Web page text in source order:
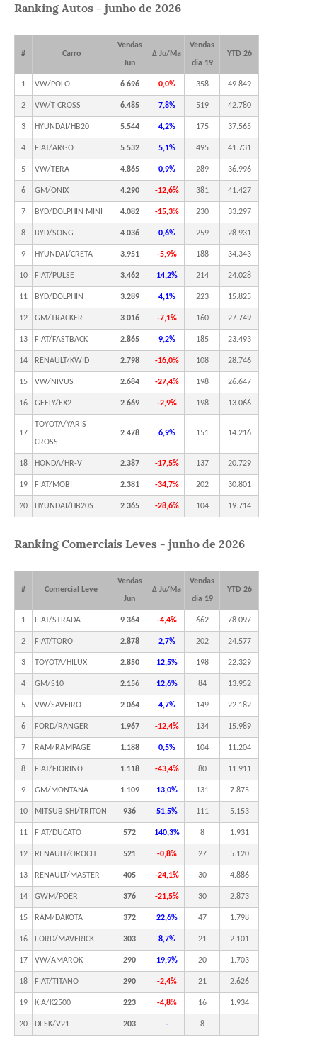
Ranking Autos - junho de 2026
# Carro
Vendas
Jun
Δ Ju/Ma
Vendas
dia 19
YTD 26
1 VW/POLO 6.696 0,0% 358 49.849
2 VW/T CROSS 6.485 7,8% 519 42.780
3 HYUNDAI/HB20 5.544 4,2% 175 37.565
4 FIAT/ARGO 5.532 5,1% 495 41.731
5 VW/TERA 4.865 0,9% 289 36.996
6 GM/ONIX 4.290 -12,6% 381 41.427
7 BYD/DOLPHIN MINI 4.082 -15,3% 230 33.297
8 BYD/SONG 4.036 0,6% 259 28.931
9 HYUNDAI/CRETA 3.951 -5,9% 188 34.343
10 FIAT/PULSE 3.462 14,2% 214 24.028
11 BYD/DOLPHIN 3.289 4,1% 223 15.825
12 GM/TRACKER 3.016 -7,1% 160 27.749
13 FIAT/FASTBACK 2.865 9,2% 185 23.493
14 RENAULT/KWID 2.798 -16,0% 108 28.746
15 VW/NIVUS 2.684 -27,4% 198 26.647
16 GEELY/EX2 2.669 -2,9% 198 13.066
17
TOYOTA/YARIS
CROSS
2.478 6,9% 151 14.216
18 HONDA/HR-V 2.387 -17,5% 137 20.729
19 FIAT/MOBI 2.381 -34,7% 202 30.801
20 HYUNDAI/HB20S 2.365 -28,6% 104 19.714
Ranking Comerciais Leves - junho de 2026
# Comercial Leve
Vendas
Jun
Δ Ju/Ma
Vendas
dia 19
YTD 26
1 FIAT/STRADA 9.364 -4,4% 662 78.097
2 FIAT/TORO 2.878 2,7% 202 24.577
3 TOYOTA/HILUX 2.850 12,5% 198 22.329
4 GM/S10 2.156 12,6% 84 13.952
5 VW/SAVEIRO 2.064 4,7% 149 22.182
6 FORD/RANGER 1.967 -12,4% 134 15.989
7 RAM/RAMPAGE 1.188 0,5% 104 11.204
8 FIAT/FIORINO 1.118 -43,4% 80 11.911
9 GM/MONTANA 1.109 13,0% 131 7.875
10 MITSUBISHI/TRITON 936 51,5% 111 5.153
11 FIAT/DUCATO 572 140,3% 8 1.931
12 RENAULT/OROCH 521 -0,8% 27 5.120
13 RENAULT/MASTER 405 -24,1% 30 4.886
14 GWM/POER 376 -21,5% 30 2.873
15 RAM/DAKOTA 372 22,6% 47 1.798
16 FORD/MAVERICK 303 8,7% 21 2.101
17 VW/AMAROK 290 19,9% 20 1.703
18 FIAT/TITANO 290 -2,4% 21 2.626
19 KIA/K2500 223 -4,8% 16 1.934
20 DFSK/V21 203 - 8 -